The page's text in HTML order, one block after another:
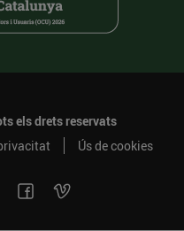
els drets reservats
Ús de cookies